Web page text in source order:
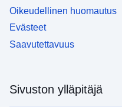
Oikeudellinen huomautus
Evästeet
Saavutettavuus
Sivuston ylläpitäjä